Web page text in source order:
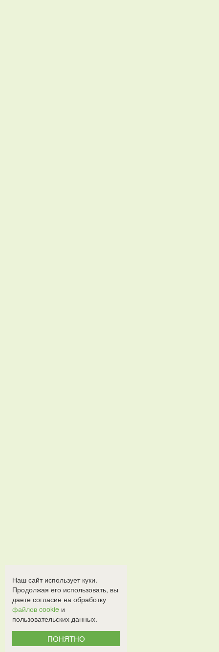
Наш сайт использует куки.
Продолжая его использовать, вы
даете согласие на обработку
файлов cookie и
пользовательских данных.
ПОНЯТНО